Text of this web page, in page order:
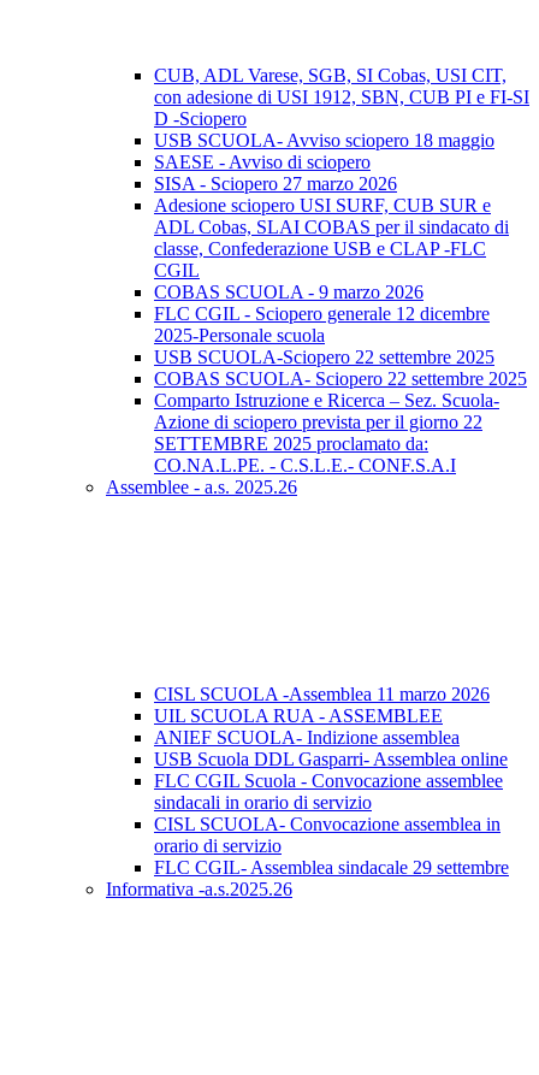
CUB, ADL Varese, SGB, SI Cobas, USI CIT,
con adesione di USI 1912, SBN, CUB PI e FI-SI
D -Sciopero
USB SCUOLA- Avviso sciopero 18 maggio
SAESE - Avviso di sciopero
SISA - Sciopero 27 marzo 2026
Adesione sciopero USI SURF, CUB SUR e
ADL Cobas, SLAI COBAS per il sindacato di
classe, Confederazione USB e CLAP -FLC
CGIL
COBAS SCUOLA - 9 marzo 2026
FLC CGIL - Sciopero generale 12 dicembre
2025-Personale scuola
USB SCUOLA-Sciopero 22 settembre 2025
COBAS SCUOLA- Sciopero 22 settembre 2025
Comparto Istruzione e Ricerca – Sez. Scuola-
Azione di sciopero prevista per il giorno 22
SETTEMBRE 2025 proclamato da:
CO.NA.L.PE. - C.S.L.E.- CONF.S.A.I
Assemblee - a.s. 2025.26
CISL SCUOLA -Assemblea 11 marzo 2026
UIL SCUOLA RUA - ASSEMBLEE
ANIEF SCUOLA- Indizione assemblea
USB Scuola DDL Gasparri- Assemblea online
FLC CGIL Scuola - Convocazione assemblee
sindacali in orario di servizio
CISL SCUOLA- Convocazione assemblea in
orario di servizio
FLC CGIL- Assemblea sindacale 29 settembre
Informativa -a.s.2025.26